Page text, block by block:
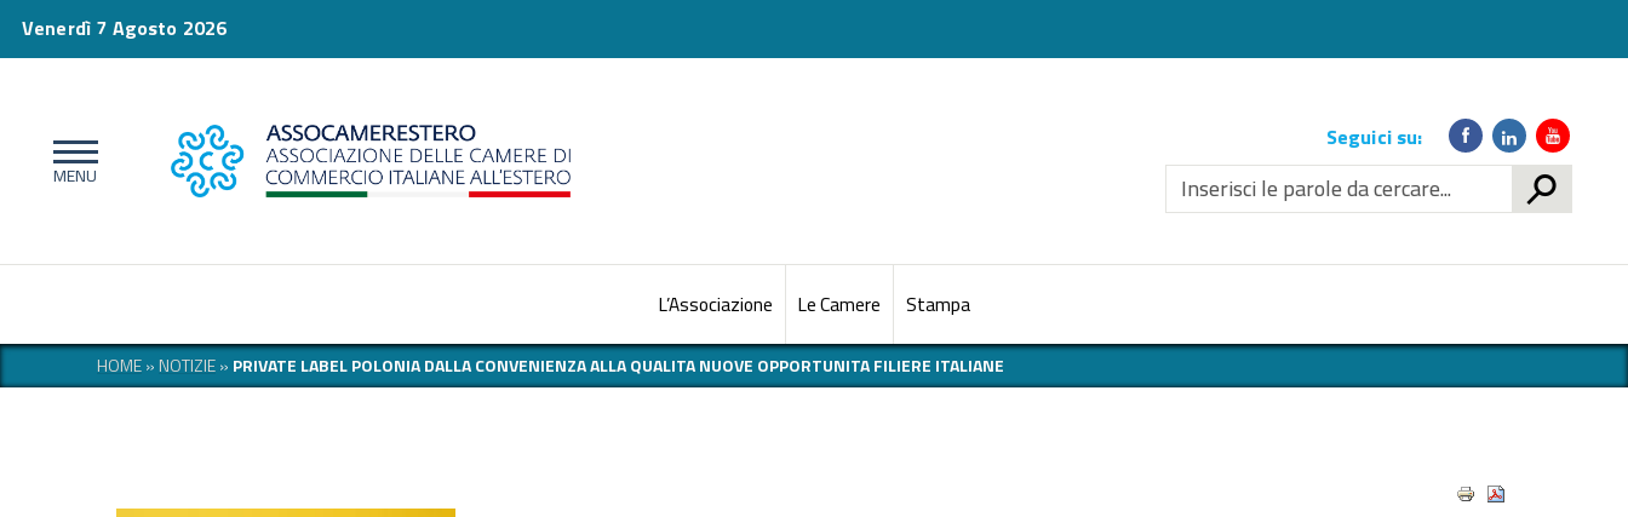
Venerdì 7 Agosto 2026
Link
social
Seguici su:
L’Associazione Le Camere Stampa
HOME»NOTIZIE» PRIVATE LABEL POLONIA DALLA CONVENIENZA ALLA QUALITA NUOVE OPPORTUNITA FILIERE ITALIANE